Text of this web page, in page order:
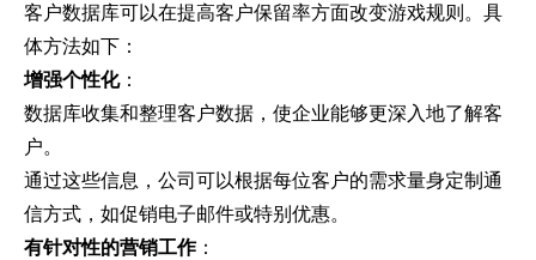
客户数据库可以在提高客户保留率方面改变游戏规则。具
体方法如下：
增强个性化：
数据库收集和整理客户数据，使企业能够更深入地了解客
户。
通过这些信息，公司可以根据每位客户的需求量身定制通
信方式，如促销电子邮件或特别优惠。
有针对性的营销工作：